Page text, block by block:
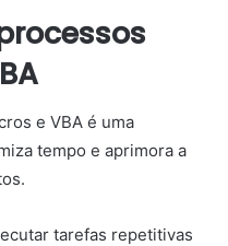
e VBA é uma
tempo e aprimora a
tarefas repetitivas